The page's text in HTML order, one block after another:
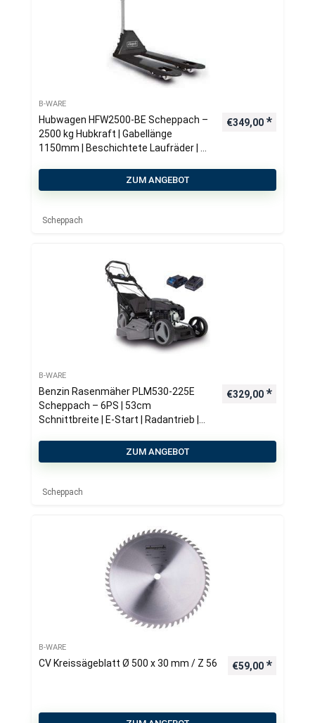
B-WARE
Hubwagen HFW2500-BE Scheppach –
2500 kg Hubkraft | Gabellänge
1150mm | Beschichtete Laufräder | 3-
€349,00
ZUM ANGEBOT
Scheppach
B-WARE
Benzin Rasenmäher PLM530-225E
Scheppach – 6PS | 53cm
Schnittbreite | E-Start | Radantrieb |
€329,00
ZUM ANGEBOT
Scheppach
B-WARE
CV Kreissägeblatt Ø 500 x 30 mm / Z 56 €59,00